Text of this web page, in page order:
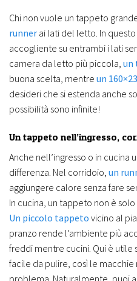
Chi non vuole un tappeto
runner ai lati del letto. In
accogliente su entrambi i lati
camera da letto più piccola, un
buona scelta, mentre un
desideri che si estenda anche
possibilità sono infinite!
Un tappeto nell’ingresso,
Anche nell’ingresso o in cucina
differenza. Nel corridoio, un
aggiungere calore senza fare
In cucina, un tappeto non è
Un piccolo tappeto vicino al
pranzo rende l’ambiente più
freddi mentre cucini. Qui è utile
facile da pulire, così le
problema. Naturalmente, puoi